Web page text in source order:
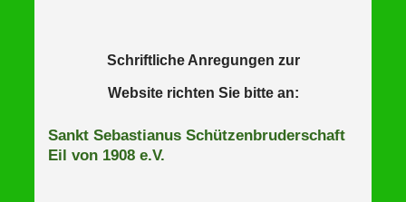
Schriftliche Anregungen zur
Website richten Sie bitte an:
Sankt Sebastianus Schützenbruderschaft
Eil von 1908 e.V.